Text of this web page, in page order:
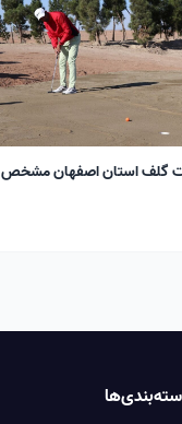
گلف استان اصفهان مشخص